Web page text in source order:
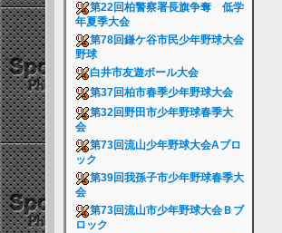
第22回柏警察署長旗争奪 低学
年夏季大会
第78回鎌ケ谷市民少年野球大会
野球
白井市友遊ボール大会
第37回柏市春季少年野球大会
第32回野田市少年野球春季大
会
第73回流山少年野球大会Aブロ
ック
第39回我孫子市少年野球春季大
会
第73回流山市少年野球大会Ｂブ
ロック